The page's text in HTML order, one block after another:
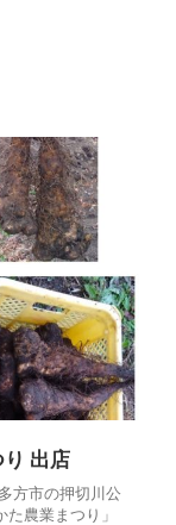
出店
方市の押切川公
農業まつり」